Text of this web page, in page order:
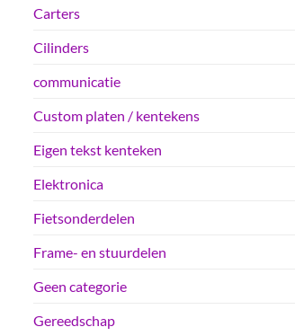
Carters
Cilinders
communicatie
Custom platen / kentekens
Eigen tekst kenteken
Elektronica
Fietsonderdelen
Frame- en stuurdelen
Geen categorie
Gereedschap